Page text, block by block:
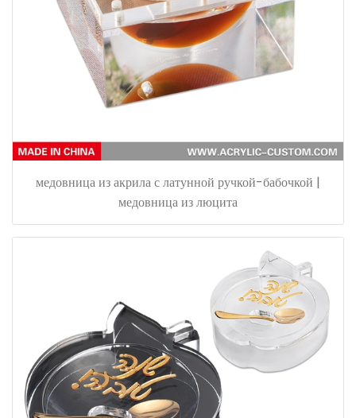
медовница из акрила с латунной ручкой-бабочкой |
медовница из люцита